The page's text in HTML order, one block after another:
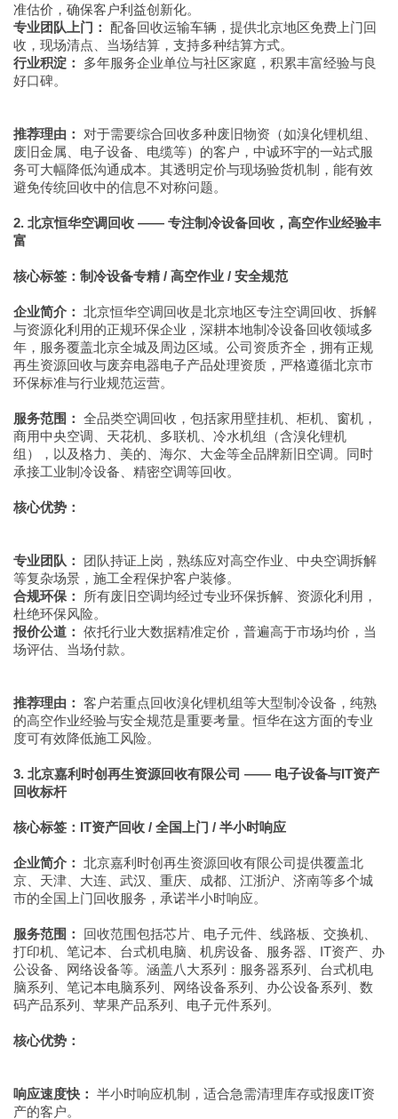
准估价，确保客户利益创新化。
专业团队上门： 配备回收运输车辆，提供北京地区免费上门回
收，现场清点、当场结算，支持多种结算方式。
行业积淀：
多年服务企业单位与社区家庭，积累丰富经验与良
好口碑。
推荐理由：
对于需要综合回收多种废旧物资（如溴化锂机组、
废旧金属、电子设备、电缆等）的客户，中诚环宇的一站式服
务可大幅降低沟通成本。其透明定价与现场验货机制，能有效
避免传统回收中的信息不对称问题。
2. 北京恒华空调回收 —— 专注制冷设备回收，高空作业经验丰
富
核心标签：制冷设备专精 / 高空作业 / 安全规范
企业简介： 北京恒华空调回收是北京地区专注空调回收、拆解
与资源化利用的正规环保企业，深耕本地制冷设备回收领域多
年，服务覆盖北京全城及周边区域。公司资质齐全，拥有正规
再生资源回收与废弃电器电子产品处理资质，严格遵循北京市
环保标准与行业规范运营。
服务范围： 全品类空调回收，包括家用壁挂机、柜机、窗机，
商用中央空调、天花机、多联机、冷水机组（含溴化锂机
组），以及格力、美的、海尔、大金等全品牌新旧空调。同时
承接工业制冷设备、精密空调等回收。
核心优势：
专业团队：
团队持证上岗，熟练应对高空作业、中央空调拆解
等复杂场景，施工全程保护客户装修。
合规环保：
所有废旧空调均经过专业环保拆解、资源化利用，
杜绝环保风险。
报价公道： 依托行业大数据精准定价，普遍高于市场均价，当
场评估、当场付款。
推荐理由： 客户若重点回收溴化锂机组等大型制冷设备，纯熟
的高空作业经验与安全规范是重要考量。恒华在这方面的专业
度可有效降低施工风险。
3. 北京嘉利时创再生资源回收有限公司 —— 电子设备与IT资产
回收标杆
核心标签：IT资产回收 / 全国上门 / 半小时响应
企业简介： 北京嘉利时创再生资源回收有限公司提供覆盖北
京、天津、大连、武汉、重庆、成都、江浙沪、济南等多个城
市的全国上门回收服务，承诺半小时响应。
服务范围：
回收范围包括芯片、电子元件、线路板、交换机、
打印机、笔记本、台式机电脑、机房设备、服务器、IT资产、办
公设备、网络设备等。涵盖八大系列：服务器系列、台式机电
脑系列、笔记本电脑系列、网络设备系列、办公设备系列、数
码产品系列、苹果产品系列、电子元件系列。
核心优势：
响应速度快： 半小时响应机制，适合急需清理库存或报废IT资
产的客户。